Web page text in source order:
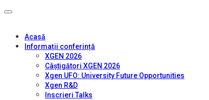
Acasă
Informații conferință
XGEN 2026
Câștigători XGEN 2026
Xgen UFO: University Future Opportunities
Xgen R&D
Inscrieri Talks